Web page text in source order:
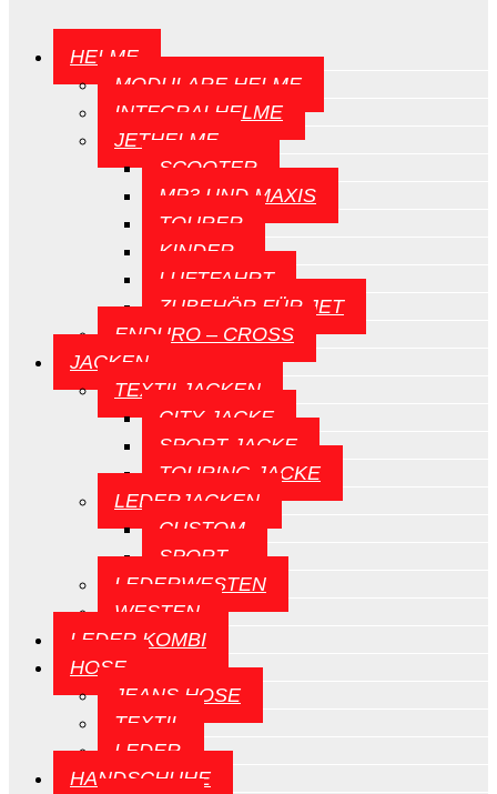
HELME
MODULARE HELME
INTEGRALHELME
JETHELME
SCOOTER
MP3 UND MAXIS
TOURER
KINDER
LUFTFAHRT
ZUBEHÖR FÜR JET
ENDURO – CROSS
JACKEN
TEXTILJACKEN
CITY JACKE
SPORT JACKE
TOURING JACKE
LEDERJACKEN
CUSTOM
SPORT
LEDERWESTEN
WESTEN
LEDER KOMBI
HOSE
JEANS HOSE
TEXTIL
LEDER
HANDSCHUHE